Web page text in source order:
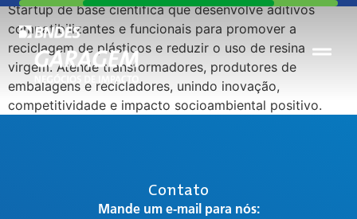
Startup de base científica que desenvolve aditivos
compatibilizantes e funcionais para promover a
reciclagem de plásticos e reduzir o uso de resina
virgem. Atende transformadores, produtores de
embalagens e recicladores, unindo inovação,
competitividade e impacto socioambiental positivo.
Contato
Mande um e-mail para nós: